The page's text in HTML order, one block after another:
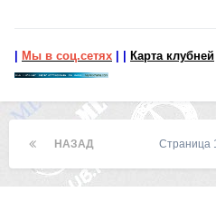
Мы в соц.сетях Карта клубней
НАЗАД Страница